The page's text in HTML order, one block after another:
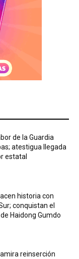
de la Guardia
atestigua llegada
estatal
historia con
conquistan el
Haidong Gumdo
reinserción